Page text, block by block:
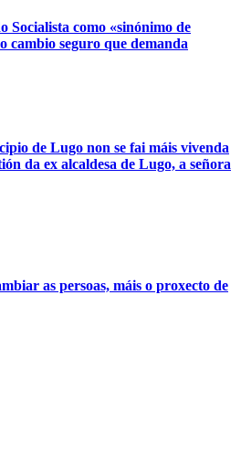
Socialista como «sinónimo de
cambio seguro que demanda
de Lugo non se fai máis vivenda
da ex alcaldesa de Lugo, a señora
as persoas, máis o proxecto de